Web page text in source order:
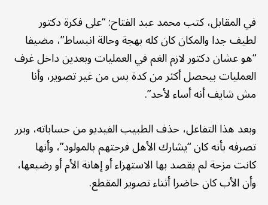
في المقابل، كتب محمد عبد الفتاح: “على فكرة دكتور
لطيف جدا والمكان كان كله بهجة وحالة انبساط”، مضيفا
“هو عشان دكتور لازم الغم في العمليات وبعدين داخل غرف
العمليات بيحصل أكثر من كدة بس من غير تصوير، وأنا
مش شايف أنه أساء لأحد”.
وبعد هذا التفاعل، حذف الطبيب الفيديو من حساباته، وبرر
تصرفه بأنه كان “يشارك الأهل فرحتهم بالمولود”، وأنها
كانت مزحة لم يقصد بها الاستهزاء أو إهانة الأم أو رضيعها،
وأن الأب كان حاضرا أثناء تصوير المقطع.